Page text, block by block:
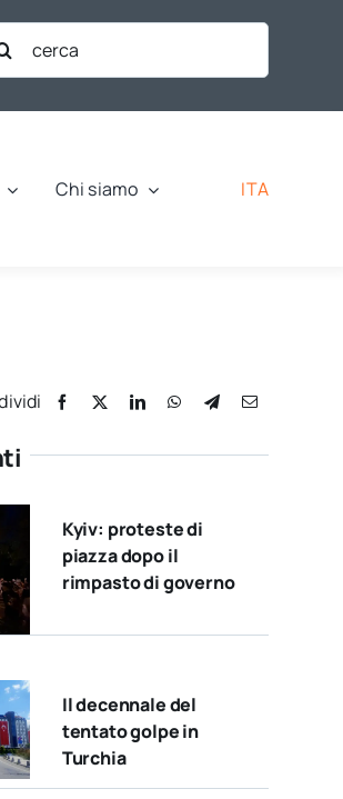
Chi siamo ITA
Kyiv: proteste di
piazza dopo il
rimpasto di governo
Il decennale del
tentato golpe in
Turchia